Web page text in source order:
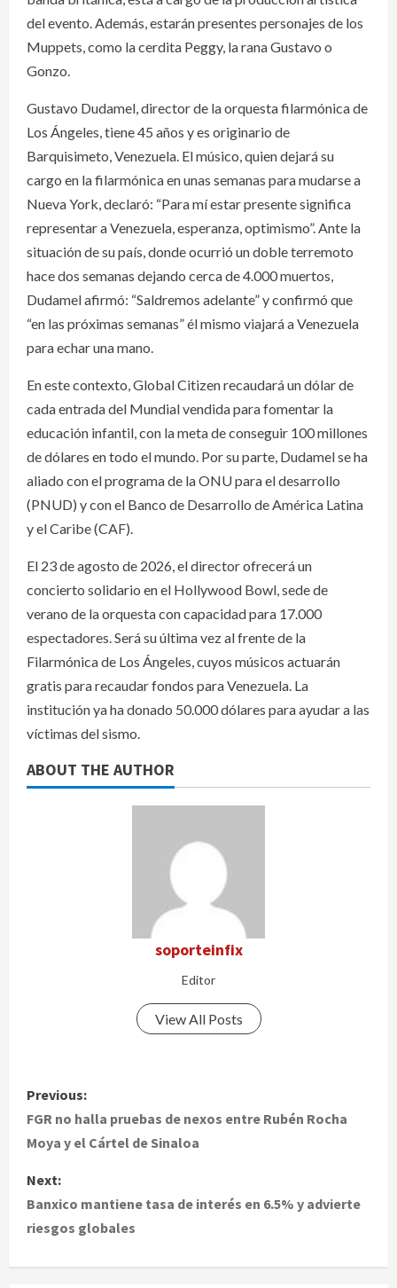
del evento. Además, estarán presentes personajes de los
Muppets, como la cerdita Peggy, la rana Gustavo o
Gonzo.
Gustavo Dudamel, director de la orquesta filarmónica de
Los Ángeles, tiene 45 años y es originario de
Barquisimeto, Venezuela. El músico, quien dejará su
cargo en la filarmónica en unas semanas para mudarse a
Nueva York, declaró: “Para mí estar presente significa
representar a Venezuela, esperanza, optimismo”. Ante la
situación de su país, donde ocurrió un doble terremoto
hace dos semanas dejando cerca de 4.000 muertos,
Dudamel afirmó: “Saldremos adelante” y confirmó que
“en las próximas semanas” él mismo viajará a Venezuela
para echar una mano.
En este contexto, Global Citizen recaudará un dólar de
cada entrada del Mundial vendida para fomentar la
educación infantil, con la meta de conseguir 100 millones
de dólares en todo el mundo. Por su parte, Dudamel se ha
aliado con el programa de la ONU para el desarrollo
(PNUD) y con el Banco de Desarrollo de América Latina
y el Caribe (CAF).
El 23 de agosto de 2026, el director ofrecerá un
concierto solidario en el Hollywood Bowl, sede de
verano de la orquesta con capacidad para 17.000
espectadores. Será su última vez al frente de la
Filarmónica de Los Ángeles, cuyos músicos actuarán
gratis para recaudar fondos para Venezuela. La
institución ya ha donado 50.000 dólares para ayudar a las
víctimas del sismo.
ABOUT THE AUTHOR
soporteinfix
Editor
View All Posts
P
o
t
n
a
Previous:
FGR no halla pruebas de nexos entre Rubén Rocha
Moya y el Cártel de Sinaloa
Next:
Banxico mantiene tasa de interés en 6.5% y advierte
riesgos globales